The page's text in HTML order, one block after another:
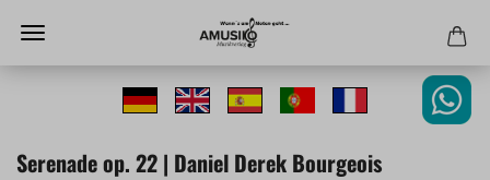
Serenade op. 22 | Daniel Derek Bourgeois